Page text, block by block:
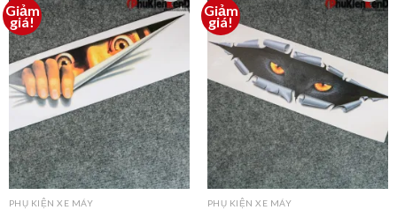
Giảm
giá!
Thêm
vào
PHỤ KIỆN XE MÁY
Giảm
giá!
Thêm
vào
yêu
thích
PHỤ KIỆN XE MÁY